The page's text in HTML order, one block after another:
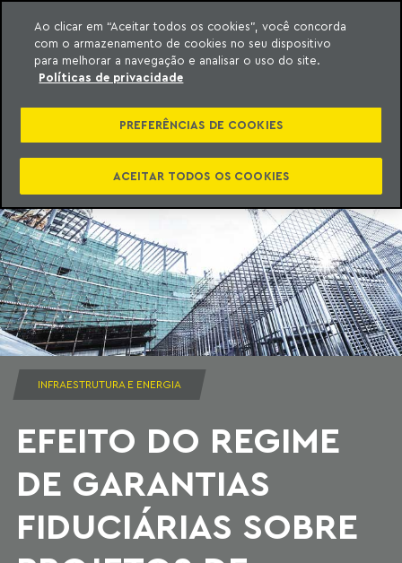
o conteúdo
Machado Meyer
INFRAESTRUTURA E ENERGIA
EFEITO DO REGIME
DE GARANTIAS
FIDUCIÁRIAS SOBRE
Ao clicar em “Aceitar todos os cookies”, você concorda
com o armazenamento de cookies no seu dispositivo
para melhorar a navegação e analisar o uso do site.
Políticas de privacidade
PREFERÊNCIAS DE COOKIES
ACEITAR TODOS OS COOKIES